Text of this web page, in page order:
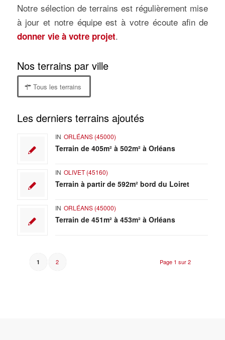
Notre sélection de terrains est régulièrement mise
à jour et notre équipe est à votre écoute afin de
donner vie à votre projet.
Nos terrains par ville
Tous les terrains
Les derniers terrains ajoutés
IN ORLÉANS (45000)
Terrain de 405m² à 502m² à Orléans
IN OLIVET (45160)
Terrain à partir de 592m² bord du Loiret
IN ORLÉANS (45000)
Terrain de 451m² à 453m² à Orléans
Page 1 sur 2
1 2